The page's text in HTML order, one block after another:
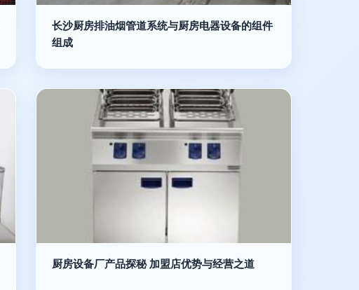
长沙厨房排油烟管道系统与厨房电器设备的组件
组成
厨房设备厂产品探秘 加盟店优势与经营之道